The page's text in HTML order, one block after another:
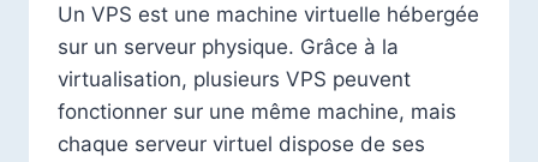
Un VPS est une machine virtuelle hébergée
sur un serveur physique. Grâce à la
virtualisation, plusieurs VPS peuvent
fonctionner sur une même machine, mais
chaque serveur virtuel dispose de ses